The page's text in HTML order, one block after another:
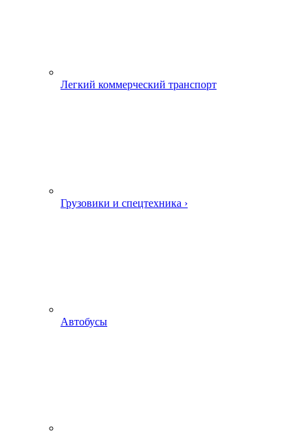
Легкий коммерческий транспорт
Грузовики и спецтехника ›
Автобусы